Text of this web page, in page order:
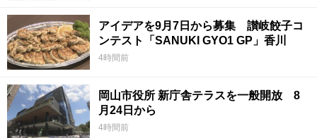
アイデアを9月7日から募集 讃岐餃子コ
ンテスト「SANUKI GYO1 GP」香川
4時間前
岡山市役所 新庁舎テラスを一般開放 8
月24日から
4時間前